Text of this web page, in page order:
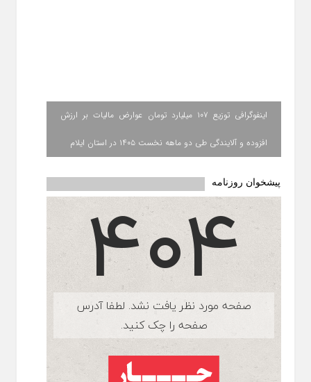
اینفوگرافی توزیع ۱۰۷ میلیارد تومان عوارض مالیات بر ارزش
افزوده و آلایندگی طی دو ماهه نخست ۱۴۰۵ در استان ایلام
پیشخوان روزنامه